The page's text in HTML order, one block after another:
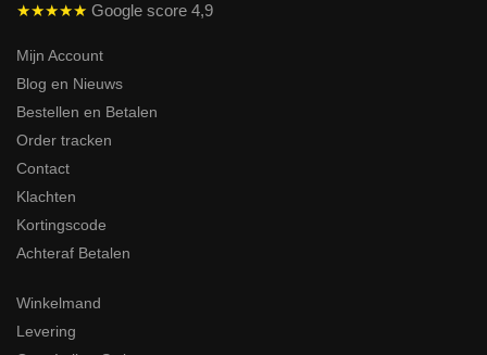
★★★★★ Google score 4,9
Mijn Account
Blog en Nieuws
Bestellen en Betalen
Order tracken
Contact
Klachten
Kortingscode
Achteraf Betalen
Winkelmand
Levering